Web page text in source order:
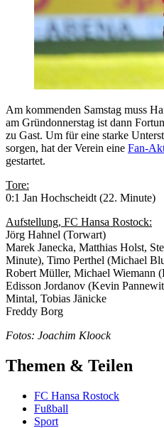
Am kommenden Samstag muss
am Gründonnerstag ist dann
zu Gast. Um für eine starke
sorgen, hat der Verein eine Fan-
gestartet.
Tore:
0:1 Jan Hochscheidt (22. Minute)
Aufstellung, FC Hansa Rostock:
Jörg Hahnel (Torwart)
Marek Janecka, Matthias Holst,
Minute), Timo Perthel (Michael
Robert Müller, Michael Wiemann
Edisson Jordanov (Kevin
Mintal, Tobias Jänicke
Freddy Borg
Fotos: Joachim Kloock
Themen & Teilen
FC Hansa Rostock
Fußball
Sport